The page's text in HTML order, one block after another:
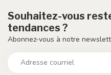
Souhaitez-vous
tendances ?
Abonnez-vous à notre